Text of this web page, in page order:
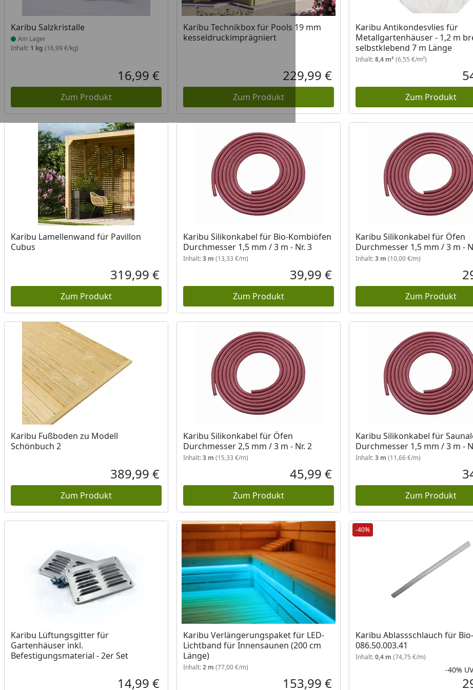
Karibu Salzkristalle
Produkt am Lager
Am Lager
Inhalt: 1 kg (16,99 €/kg)
Aktueller Preis
16,99 €
Zum Produkt
Karibu Technikbox für Pools 19 mm
kesseldruckimprägniert
Aktueller Preis
229,99 €
Zum Produkt
Karibu Antikondesvlies für
Metallgartenhäuser - 1,2 m
selbstklebend 7 m Länge
Inhalt:8,4 m² (6,55 €/m²)
Zum Produkt
Karibu Lamellenwand für Pavillon
Cubus
Aktueller Preis
319,99 €
Zum Produkt
Karibu Silikonkabel für Bio-Kombiöfen
Durchmesser 1,5 mm / 3 m - Nr. 3
Inhalt:3 m (13,33 €/m)
Aktueller Preis
39,99 €
Zum Produkt
Karibu Silikonkabel für Öfen
Durchmesser 1,5 mm / 3 m -
Inhalt:3 m (10,00 €/m)
Zum Produkt
Karibu Fußboden zu Modell
Schönbuch 2
Aktueller Preis
389,99 €
Zum Produkt
Karibu Silikonkabel für Öfen
Durchmesser 2,5 mm / 3 m - Nr. 2
Inhalt:3 m (15,33 €/m)
Aktueller Preis
45,99 €
Zum Produkt
Karibu Silikonkabel für
Durchmesser 1,5 mm / 3 m -
Inhalt:3 m (11,66 €/m)
Zum Produkt
Karibu Lüftungsgitter für
Gartenhäuser inkl.
Befestigungsmaterial - 2er Set
14,99 €
Karibu Verlängerungspaket für LED-
Lichtband für Innensaunen (200 cm
Länge)
Inhalt:2 m (77,00 €/m)
153,99 €
-40%
Karibu Ablassschlauch für
086.50.003.41
Inhalt:0,4 m (74,75 €/m)
-40%